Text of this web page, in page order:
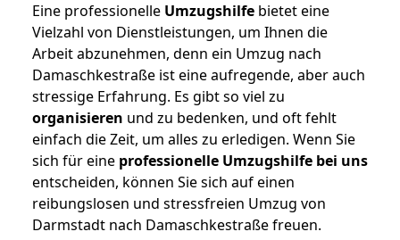
Eine professionelle Umzugshilfe bietet eine
Vielzahl von Dienstleistungen, um Ihnen die
Arbeit abzunehmen, denn ein Umzug nach
Damaschkestraße ist eine aufregende, aber auch
stressige Erfahrung. Es gibt so viel zu
organisieren und zu bedenken, und oft fehlt
einfach die Zeit, um alles zu erledigen. Wenn Sie
sich für eine professionelle Umzugshilfe bei uns
entscheiden, können Sie sich auf einen
reibungslosen und stressfreien Umzug von
Darmstadt nach Damaschkestraße freuen.